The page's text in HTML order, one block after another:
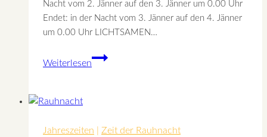
Nacht vom 2. Jänner auf den 3. Jänner um 0.00 Uhr
Endet: in der Nacht vom 3. Jänner auf den 4. Jänner
um 0.00 Uhr LICHTSAMEN…
Weiterlesen
Rauhnacht
Oktober
Jahreszeiten Zeit der Rauhnacht